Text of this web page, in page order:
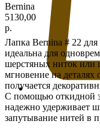
Bernina
5130,00
р.
Лапка Bernina # 22
идеальна для
шерстяных ниток или
мгновение на деталях
получается
С помощью откидной
надежно удерживает
запутывание нитей в